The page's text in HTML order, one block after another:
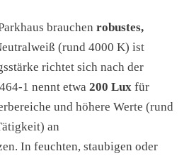
brauchen robustes,
(rund 4000 K) ist
richtet sich nach der
1 nennt etwa 200 Lux für
und höhere Werte (rund
an
In feuchten, staubigen oder